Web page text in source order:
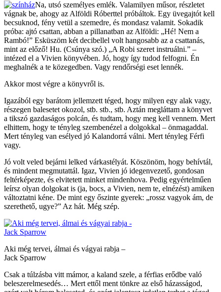
Na, utsó személyes emlék. Valamilyen műsor, részletet
vágnak be, ahogy az Alföldi Róberttel próbáltok. Egy üvegajtót kell
becsuknod, fény vetül a szemedre, és mondasz valamit. Sokadik
próba: ajtó csattan, abban a pillanatban az Alföldi: „Hé! Nem a
Rambó!” Esküszöm két decibellel volt hangosabb az a csattanás,
mint az előző! Hu. (Csúnya szó.) „A Robi szeret instruálni.” –
intézed el a Vivien könyvében. Jó, hogy így tudod felfogni. Én
meghalnék a te közegedben. Vagy rendőrségi eset lennék.
Akkor most végre a könyvről is.
Igazából egy barátom jellemzett téged, hogy milyen egy alak vagy,
részegen balesetet okozol, stb. stb., stb. Aztán megláttam a könyvet
a tikszó gazdaságos polcán, és tudtam, hogy meg kell vennem. Mert
elhittem, hogy te tényleg szembenézel a dolgokkal – önmagaddal.
Mert tényleg van esélyed jó Kalandorrá válni. Mert tényleg Férfi
vagy.
Jó volt veled bejárni lelked várkastélyát. Köszönöm, hogy behívtál,
és mindent megmutattál. Igaz, Vivien jó idegenvezető, gondosan
feltérképezte, és elvitetett minket mindenhova. Pedig egyértelműen
leírsz olyan dolgokat is (ja, bocs, a Vivien, nem te, elnézést) amiken
változtatni kéne. De mint egy őszinte gyerek: „rossz vagyok ám, de
szerethető, ugye?” Az hát. Még szép.
Aki még tervei, álmai és vágyai rabja –
Jack Sparrow
Csak a túlzásba vitt mámor, a kaland szele, a férfias erődbe való
beleszerelmesedés… Mert ettől ment tönkre az első házasságod,